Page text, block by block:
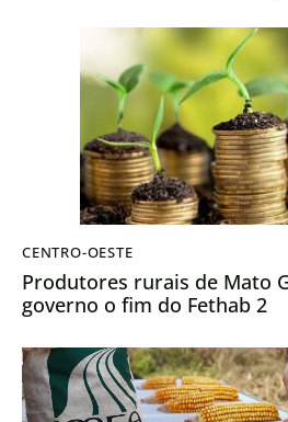
CENTRO-OESTE
Produtores rurais de Mato
governo o fim do Fethab 2